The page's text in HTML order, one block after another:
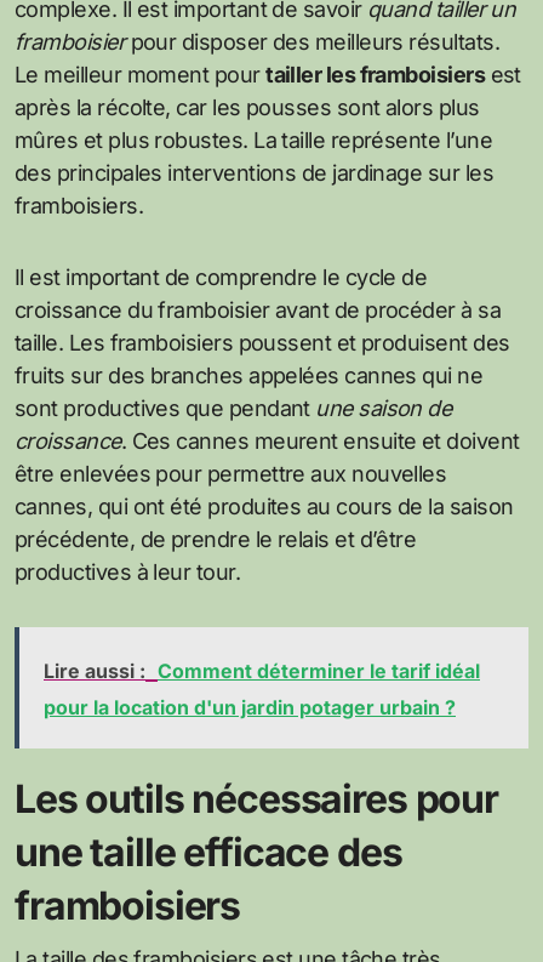
complexe. Il est important de savoir quand tailler un
framboisierpour disposer des meilleurs résultats.
Le meilleur moment pourtailler les framboisiersest
après la récolte, car les pousses sont alors plus
mûres et plus robustes. La taille représente l’une
des principales interventions de jardinage sur les
framboisiers.
Il est important de comprendre le cycle de
croissance du framboisier avant de procéder à sa
taille. Les framboisiers poussent et produisent des
fruits sur des branches appelées cannes qui ne
sont productives que pendant une saison de
croissance. Ces cannes meurent ensuite et doivent
être enlevées pour permettre aux nouvelles
cannes, qui ont été produites au cours de la saison
précédente, de prendre le relais et d’être
productives à leur tour.
Lire aussi : Comment déterminer le tarif idéal
pour la location d'un jardin potager urbain ?
Les outils nécessaires pour
une taille efficace des
framboisiers